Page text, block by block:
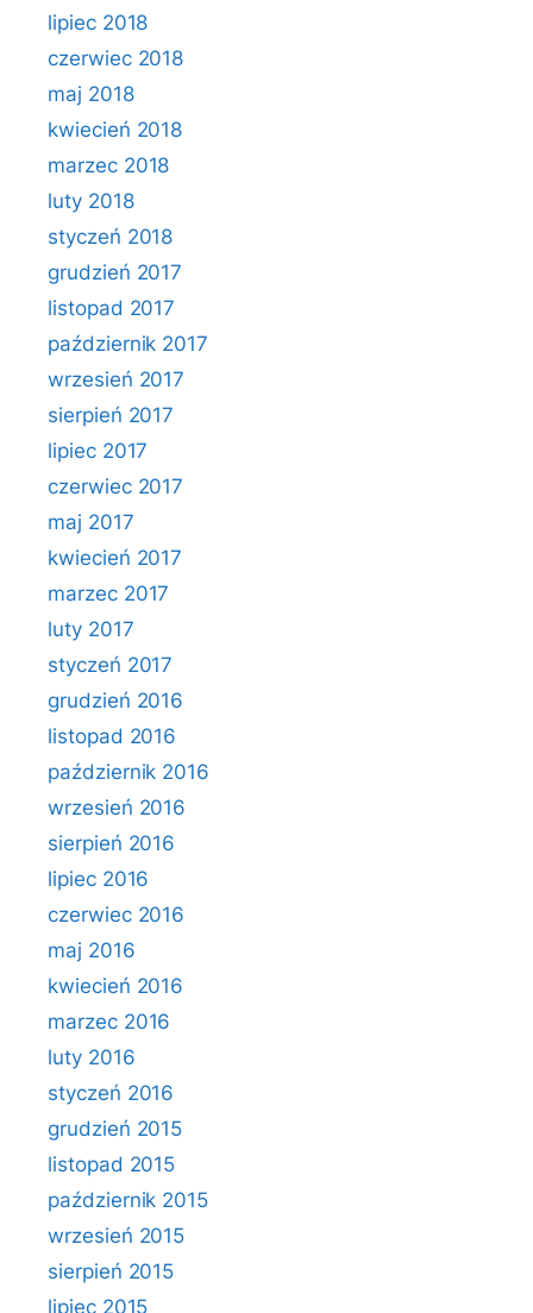
lipiec 2018
czerwiec 2018
maj 2018
kwiecień 2018
marzec 2018
luty 2018
styczeń 2018
grudzień 2017
listopad 2017
październik 2017
wrzesień 2017
sierpień 2017
lipiec 2017
czerwiec 2017
maj 2017
kwiecień 2017
marzec 2017
luty 2017
styczeń 2017
grudzień 2016
listopad 2016
październik 2016
wrzesień 2016
sierpień 2016
lipiec 2016
czerwiec 2016
maj 2016
kwiecień 2016
marzec 2016
luty 2016
styczeń 2016
grudzień 2015
listopad 2015
październik 2015
wrzesień 2015
sierpień 2015
lipiec 2015